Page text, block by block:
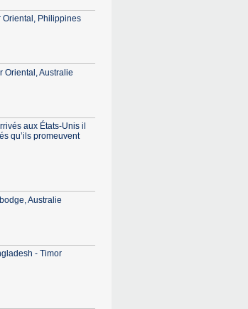
Oriental, Philippines
Oriental, Australie
aux États-Unis il
qu’ils promeuvent
Australie
- Timor